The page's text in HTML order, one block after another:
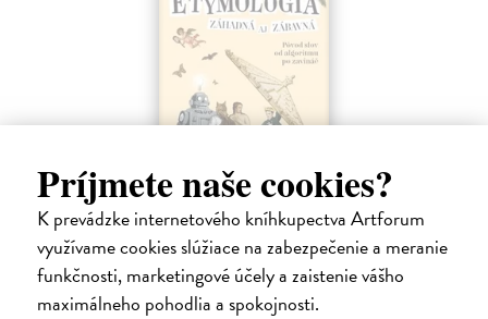
Príjmete naše cookies?
K prevádzke internetového kníhkupectva Artforum
využívame cookies slúžiace na zabezpečenie a meranie
funkčnosti, marketingové účely a zaistenie vášho
maximálneho pohodlia a spokojnosti.
Etymológia záhadná aj zábavná
Krekáňová Ivana| Kniha
Ako súvisí králik s Karolom Veľkým? Čo má Dunčo s Dunajom a Elvis
Presley s punkom?